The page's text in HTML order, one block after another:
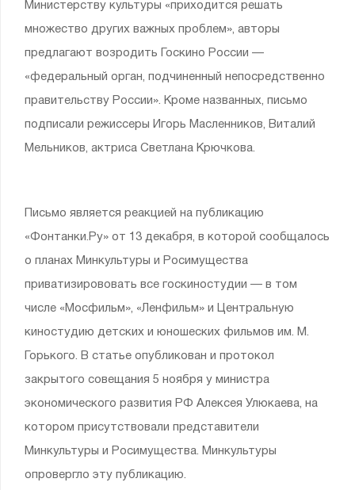
Министерству культуры «приходится решать
множество других важных проблем», авторы
предлагают возродить Госкино России —
«федеральный орган, подчиненный непосредственно
правительству России». Кроме названных, письмо
подписали режиссеры Игорь Масленников, Виталий
Мельников, актриса Светлана Крючкова.
Письмо является реакцией на публикацию
«Фонтанки.Ру» от 13 декабря, в которой сообщалось
о планах Минкультуры и Росимущества
приватизирововать все госкиностудии — в том
числе «Мосфильм», «Ленфильм» и Центральную
киностудию детских и юношеских фильмов им. М.
Горького. В статье опубликован и протокол
закрытого совещания 5 ноября у министра
экономического развития РФ Алексея Улюкаева, на
котором присутствовали представители
Минкультуры и Росимущества. Минкультуры
опровергло эту публикацию.